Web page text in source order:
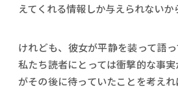
えてくれる情報しか与えられないか
けれども、彼女が平静を装って語っ
私たち読者にとっては衝撃的な事
がその後に待っていたことを考え